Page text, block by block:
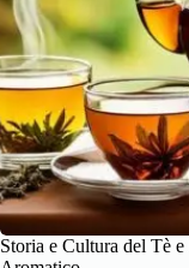
Storia e Cultura del Tè